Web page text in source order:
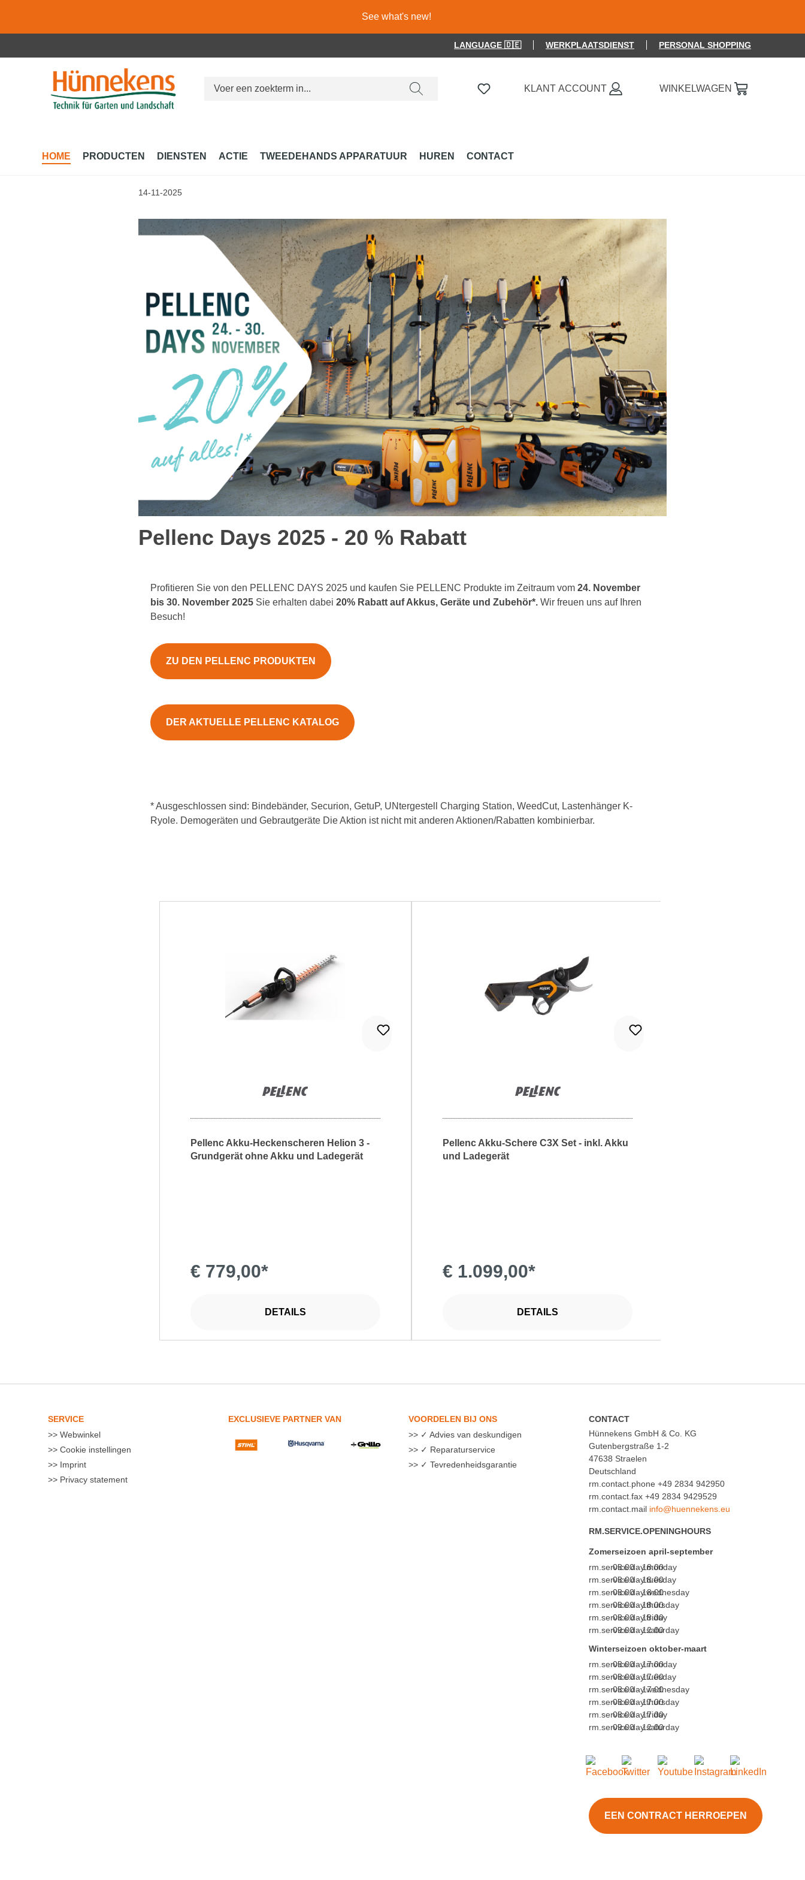
See what's new!
LANGUAGE 🇩🇪 WERKPLAATSDIENST PERSONAL SHOPPING
JE HEBT 0 ITEMS OP JE VERLANGLIJSTJE
KLANT ACCOUNT WINKELWAGEN
HOME PRODUCTEN DIENSTEN ACTIE TWEEDEHANDS APPARATUUR HUREN CONTACT
14-11-2025
Pellenc Days 2025 - 20 % Rabatt
Profitieren Sie von den PELLENC DAYS 2025 und kaufen Sie PELLENC Produkte im Zeitraum vom24. November
bis 30. November 2025 Sie erhalten dabei 20% Rabatt auf Akkus, Geräte und Zubehör*.Wir freuen uns auf Ihren
Besuch!
ZU DEN PELLENC PRODUKTEN
DER AKTUELLE PELLENC KATALOG
* Ausgeschlossen sind: Bindebänder, Securion, GetuP, UNtergestell Charging Station, WeedCut, Lastenhänger K-
Ryole. Demogeräten und Gebrautgeräte Die Aktion ist nicht mit anderen Aktionen/Rabatten kombinierbar.
Pellenc Akku-Heckenscheren Helion 3 -
Grundgerät ohne Akku und Ladegerät
€ 779,00*
DETAILS
Pellenc Akku-Schere C3X Set - inkl. Akku
und Ladegerät
€ 1.099,00*
DETAILS
SERVICE
Webwinkel
Cookie instellingen
Imprint
Privacy statement
EXCLUSIEVE PARTNER VAN
VOORDELEN BIJ ONS
✓ Advies van deskundigen
✓ Reparaturservice
✓ Tevredenheidsgarantie
CONTACT
Hünnekens GmbH & Co. KG
Gutenbergstraße 1-2
47638 Straelen
Deutschland
rm.contact.phone +49 2834 942950
rm.contact.fax +49 2834 9429529
rm.contact.mail
RM.SERVICE.OPENINGHOURS
Zomerseizoen april-september
rm.service.day.monday
08:00 - 18:00
rm.service.day.tuesday
08:00 - 18:00
rm.service.day.wednesday
08:00 - 18:00
rm.service.day.thursday
08:00 - 18:00
rm.service.day.friday
08:00 - 18:00
rm.service.day.saturday
09:00 - 12:00
Winterseizoen oktober-maart
rm.service.day.monday
08:00 - 17:00
rm.service.day.tuesday
08:00 - 17:00
rm.service.day.wednesday
08:00 - 17:00
rm.service.day.thursday
08:00 - 17:00
rm.service.day.friday
08:00 - 17:00
rm.service.day.saturday
09:00 - 12:00
EEN CONTRACT HERROEPEN